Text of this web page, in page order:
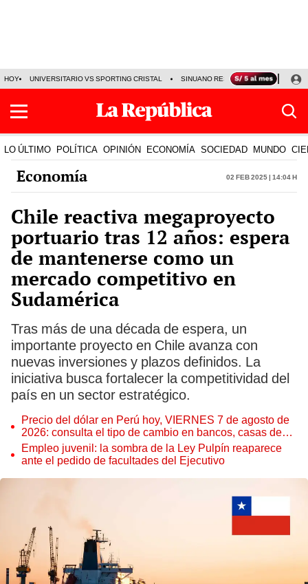
HOY UNIVERSITARIO VS SPORTING CRISTAL SINUANO RESULTADOS HOY
LO ÚLTIMO POLÍTICA OPINIÓN ECONOMÍA SOCIEDAD MUNDO
Economía 02 Feb 2025 | 14:04 h
Chile reactiva megaproyecto
portuario tras 12 años: espera
de mantenerse como un
mercado competitivo en
Sudamérica
Tras más de una década de espera, un
importante proyecto en Chile avanza con
nuevas inversiones y plazos definidos. La
iniciativa busca fortalecer la competitividad del
país en un sector estratégico.
Precio del dólar en Perú hoy, VIERNES 7 de agosto de
2026: consulta el tipo de cambio en bancos, casas de
cambio y plataformas digitales
Empleo juvenil: la sombra de la Ley Pulpín reaparece
ante el pedido de facultades del Ejecutivo